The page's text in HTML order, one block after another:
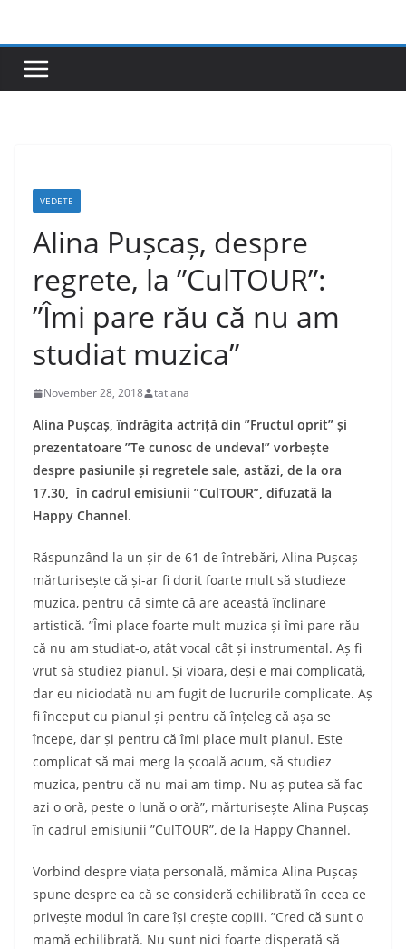
content
VEDETE
Alina Pușcaș, despre
regrete, la ”CulTOUR”:
”Îmi pare rău că nu am
studiat muzica”
November 28, 2018 tatiana
Alina Pușcaș, îndrăgita actriță din ”Fructul oprit” și
prezentatoare ”Te cunosc de undeva!” vorbește
despre pasiunile și regretele sale, astăzi, de la ora
17.30, în cadrul emisiunii ”CulTOUR”, difuzată la
Happy Channel.
Răspunzând la un șir de 61 de întrebări, Alina Pușcaș
mărturisește că și-ar fi dorit foarte mult să studieze
muzica, pentru că simte că are această înclinare
artistică. ”Îmi place foarte mult muzica și îmi pare rău
că nu am studiat-o, atât vocal cât și instrumental. Aș fi
vrut să studiez pianul. Și vioara, deși e mai complicată,
dar eu niciodată nu am fugit de lucrurile complicate. Aș
fi început cu pianul și pentru că înțeleg că așa se
începe, dar și pentru că îmi place mult pianul. Este
complicat să mai merg la școală acum, să studiez
muzica, pentru că nu mai am timp. Nu aș putea să fac
azi o oră, peste o lună o oră”, mărturisește Alina Pușcaș
în cadrul emisiunii ”CulTOUR”, de la Happy Channel.
Vorbind despre viața personală, mămica Alina Pușcaș
spune despre ea că se consideră echilibrată în ceea ce
privește modul în care își crește copiii. ”Cred că sunt o
mamă echilibrată. Nu sunt nici foarte disperată să